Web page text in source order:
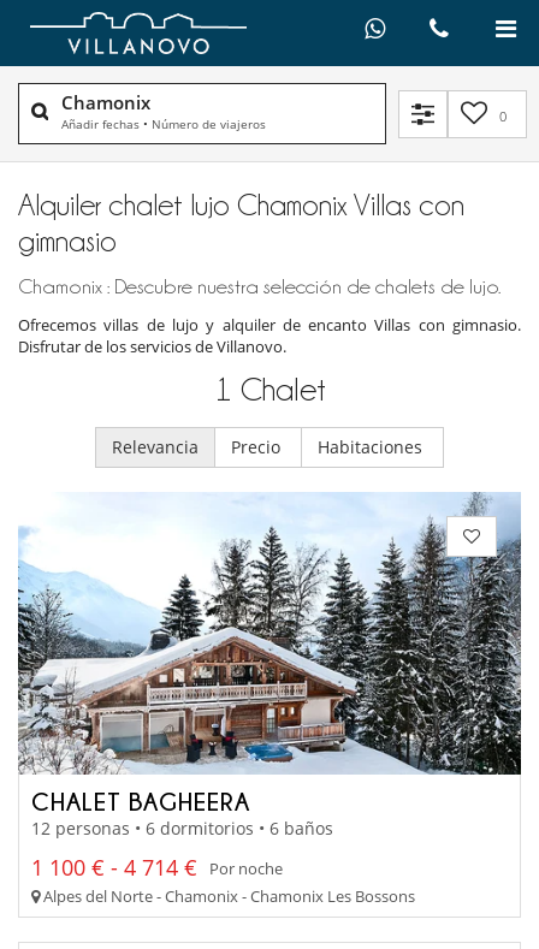
Chamonix
Añadir fechas • Número de viajeros 0
Alquiler chalet lujo Chamonix Villas con
gimnasio
Chamonix : Descubre nuestra selección de chalets de lujo.
Ofrecemos villas de lujo y alquiler de encanto Villas con gimnasio.
Disfrutar de los servicios de Villanovo.
1 Chalet
Relevancia Precio Habitaciones
CHALET BAGHEERA
12 personas • 6 dormitorios • 6 baños
1 100 € - 4 714 €
Por noche
Alpes del Norte - Chamonix - Chamonix Les Bossons